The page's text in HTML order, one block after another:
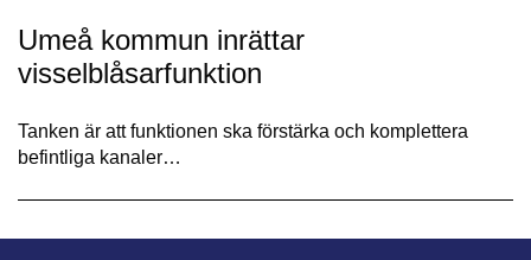
Umeå kommun inrättar
visselblåsarfunktion
Tanken är att funktionen ska förstärka och komplettera
befintliga kanaler…